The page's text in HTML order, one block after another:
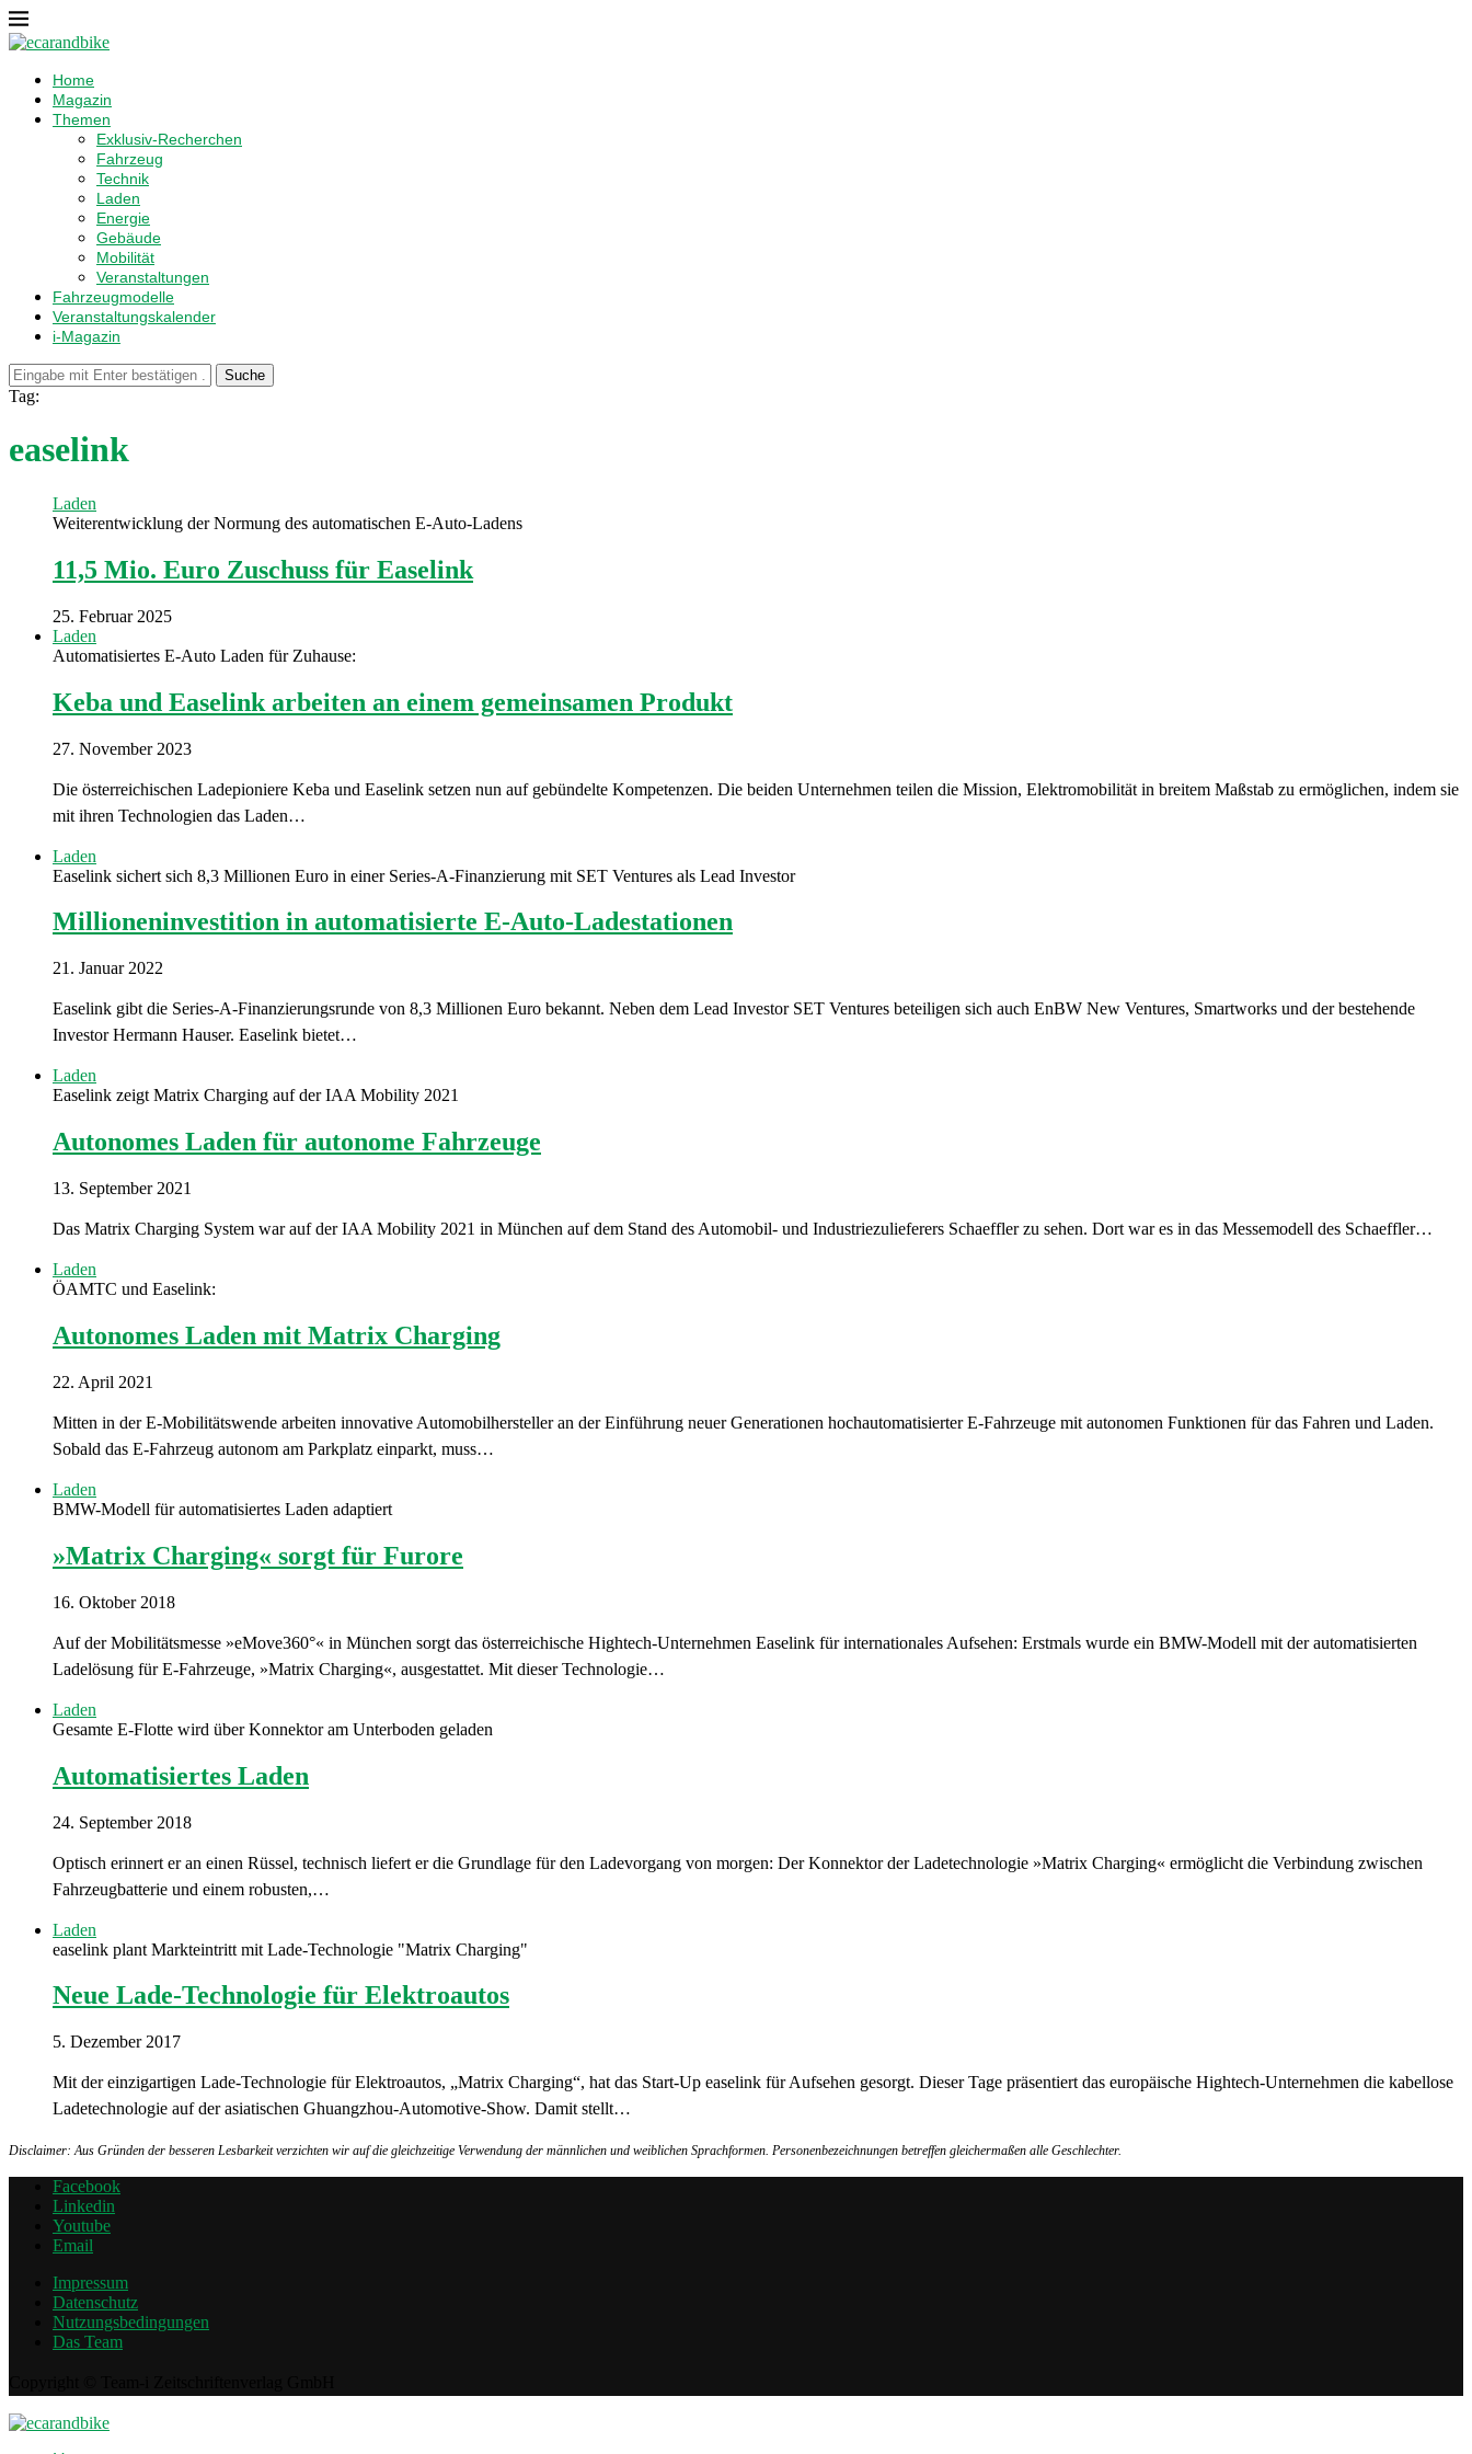
Home
Magazin
Themen
Exklusiv-Recherchen
Fahrzeug
Technik
Laden
Energie
Gebäude
Mobilität
Veranstaltungen
Fahrzeugmodelle
Veranstaltungskalender
i-Magazin
Suche
Tag:
easelink
Laden
Weiterentwicklung der Normung des automatischen E-Auto-Ladens
11,5 Mio. Euro Zuschuss für Easelink
25. Februar 2025
Laden
Automatisiertes E-Auto Laden für Zuhause:
Keba und Easelink arbeiten an einem gemeinsamen Produkt
27. November 2023
Die österreichischen Ladepioniere Keba und Easelink setzen nun auf gebündelte Kompetenzen. Die beiden Unternehmen teilen die Mission, Elektromobilität in breitem Maßstab zu ermöglichen, indem sie
mit ihren Technologien das Laden…
Laden
Easelink sichert sich 8,3 Millionen Euro in einer Series-A-Finanzierung mit SET Ventures als Lead Investor
Millioneninvestition in automatisierte E-Auto-Ladestationen
21. Januar 2022
Easelink gibt die Series-A-Finanzierungsrunde von 8,3 Millionen Euro bekannt. Neben dem Lead Investor SET Ventures beteiligen sich auch EnBW New Ventures, Smartworks und der bestehende
Investor Hermann Hauser. Easelink bietet…
Laden
Easelink zeigt Matrix Charging auf der IAA Mobility 2021
Autonomes Laden für autonome Fahrzeuge
13. September 2021
Das Matrix Charging System war auf der IAA Mobility 2021 in München auf dem Stand des Automobil- und Industriezulieferers Schaeffler zu sehen. Dort war es in das Messemodell des Schaeffler…
Laden
ÖAMTC und Easelink:
Autonomes Laden mit Matrix Charging
22. April 2021
Mitten in der E-Mobilitätswende arbeiten innovative Automobilhersteller an der Einführung neuer Generationen hochautomatisierter E-Fahrzeuge mit autonomen Funktionen für das Fahren und Laden.
Sobald das E-Fahrzeug autonom am Parkplatz einparkt, muss…
Laden
BMW-Modell für automatisiertes Laden adaptiert
»Matrix Charging« sorgt für Furore
16. Oktober 2018
Auf der Mobilitätsmesse »eMove360°« in München sorgt das österreichische Hightech-Unternehmen Easelink für internationales Aufsehen: Erstmals wurde ein BMW-Modell mit der automatisierten
Ladelösung für E-Fahrzeuge, »Matrix Charging«, ausgestattet. Mit dieser Technologie…
Laden
Gesamte E-Flotte wird über Konnektor am Unterboden geladen
Automatisiertes Laden
24. September 2018
Optisch erinnert er an einen Rüssel, technisch liefert er die Grundlage für den Ladevorgang von morgen: Der Konnektor der Ladetechnologie »Matrix Charging« ermöglicht die Verbindung zwischen
Fahrzeugbatterie und einem robusten,…
Laden
easelink plant Markteintritt mit Lade-Technologie "Matrix Charging"
Neue Lade-Technologie für Elektroautos
5. Dezember 2017
Mit der einzigartigen Lade-Technologie für Elektroautos, „Matrix Charging“, hat das Start-Up easelink für Aufsehen gesorgt. Dieser Tage präsentiert das europäische Hightech-Unternehmen die kabellose
Ladetechnologie auf der asiatischen Ghuangzhou-Automotive-Show. Damit stellt…
Disclaimer: Aus Gründen der besseren Lesbarkeit verzichten wir auf die gleichzeitige Verwendung der männlichen und weiblichen Sprachformen. Personenbezeichnungen betreffen gleichermaßen alle Geschlechter.
Facebook
Linkedin
Youtube
Email
Impressum
Datenschutz
Nutzungsbedingungen
Das Team